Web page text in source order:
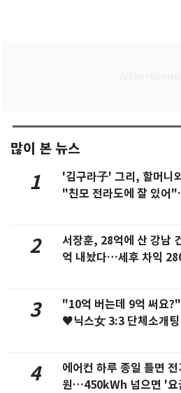
많이 본 뉴스
1
'김구라子' 그리, 할머니
"친모 전라도에 잘 있어
2
서장훈, 28억에 산 강남
억 내놨다…세후 차익
3
"10억 버는데 9억 써요
♥닉스女 3:3 단체소개팅
4
에어컨 하루 종일 틀면
원…450kWh 넘으면 '요